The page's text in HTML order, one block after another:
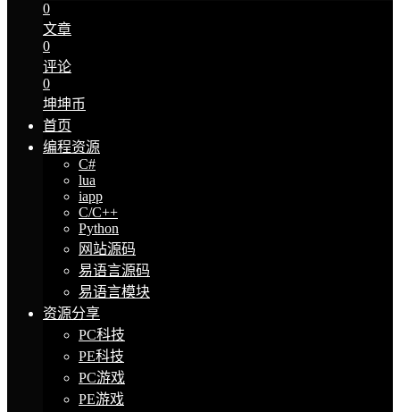
0
文章
0
评论
0
坤坤币
首页
编程资源
C#
lua
iapp
C/C++
Python
网站源码
易语言源码
易语言模块
资源分享
PC科技
PE科技
PC游戏
PE游戏